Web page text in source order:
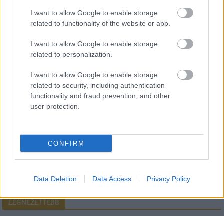
I want to allow Google to enable storage
related to functionality of the website or app.
I want to allow Google to enable storage
related to personalization.
I want to allow Google to enable storage
related to security, including authentication
functionality and fraud prevention, and other
user protection.
CONFIRM
Data Deletion Data Access Privacy Policy
E-mail cím
szabályzatot!
FELIRATKOZÁS
LEGNÉZETTEBB